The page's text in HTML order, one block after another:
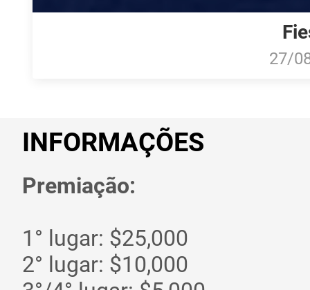
27/
INFORMAÇÕES
Premiação:
1° lugar: $25,000
2° lugar: $10,000